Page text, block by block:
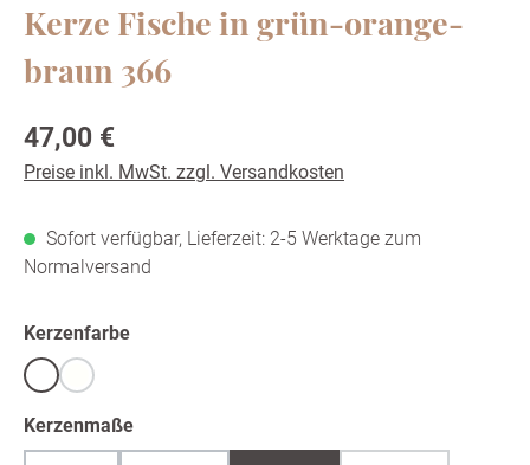
Kerze Fische in grün-orange-
braun 366
Regulärer Preis:
47,00 €
Preise inkl. MwSt. zzgl. Versandkosten
Sofort verfügbar, Lieferzeit: 2-5 Werktage zum
Normalversand
Kerzenfarbeauswählen
Weißwarmweiß /ivory
(Diese Option ist zurzeit nicht verfügbar.)
Kerzenmaßeauswählen